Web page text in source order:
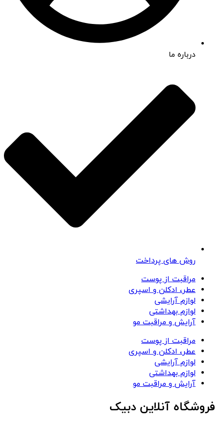
درباره ما
روش های پرداخت
مراقبت از پوست
عطر، ادکلن و اسپری
لوازم آرایشی
لوازم بهداشتی
آرایش و مراقبت مو
مراقبت از پوست
عطر، ادکلن و اسپری
لوازم آرایشی
لوازم بهداشتی
آرایش و مراقبت مو
فروشگاه آنلاین دبیک